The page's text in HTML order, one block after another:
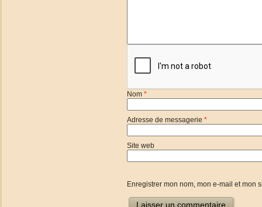
Nom *
Adresse de messagerie *
Site web
Enregistrer mon nom, mon e-mail et mon